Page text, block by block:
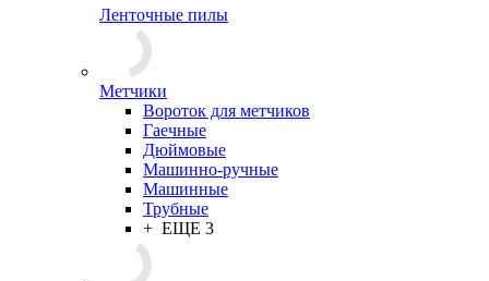
Ленточные пилы
Метчики
Вороток для метчиков
Гаечные
Дюймовые
Машинно-ручные
Машинные
Трубные
+ ЕЩЕ 3